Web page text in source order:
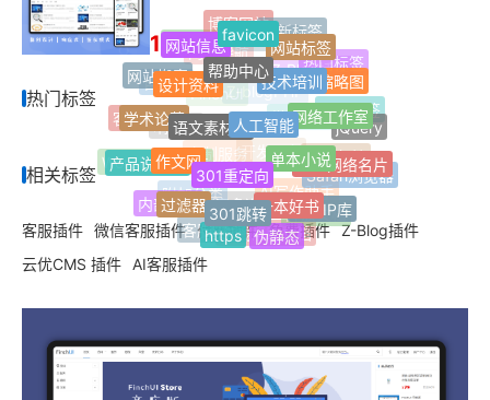
198
热门标签
Z-blogPHP
FinchUI
网址导航
单页网站
Z-Blog插件
微信公众号
开发服务
定制服务
响应式
自适应
Jquery
博客网站最新标签
热门标签
随机标签
标签归档
AI写作助手
文章多选分类
附加分类
WordPress插件
客服插件
网站搬家
网站信息
favicon
网站标签
缩略图
jQuery
Safari浏览器
开放文档
在线帮助文档
客服中心
内部文档
产品说明书
学术论著
设计资料
帮助中心
技术培训
网络工作室
个人网络名片
纯真IP库
伪静态
https
过滤器
作文网
语文素材网人工智能
单本小说
一本好书
301跳转
301重定向
相关标签
客服插件 微信客服插件 付费插件 免费插件 Z-Blog插件
云优CMS 插件
AI客服插件